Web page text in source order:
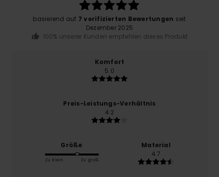
basierend auf 7 verifizierten Bewertungen seit
Dezember 2025
100% unserer Kunden empfehlen dieses Produkt
Komfort
5.0
Preis-Leistungs-Verhältnis
4.2
Größe
Zu klein Zu groß
Material
4.7